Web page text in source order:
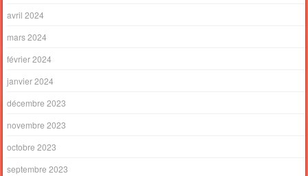
avril 2024
mars 2024
février 2024
janvier 2024
décembre 2023
novembre 2023
octobre 2023
septembre 2023